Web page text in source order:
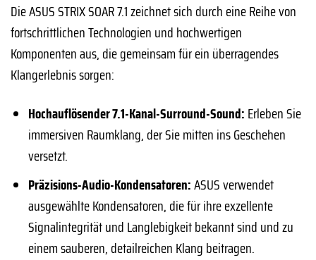
Die ASUS STRIX SOAR 7.1 zeichnet sich durch eine Reihe von
fortschrittlichen Technologien und hochwertigen
Komponenten aus, die gemeinsam für ein überragendes
Klangerlebnis sorgen:
Hochauflösender 7.1-Kanal-Surround-Sound: Erleben Sie
immersiven Raumklang, der Sie mitten ins Geschehen
versetzt.
Präzisions-Audio-Kondensatoren:ASUS verwendet
ausgewählte Kondensatoren, die für ihre exzellente
Signalintegrität und Langlebigkeit bekannt sind und zu
einem sauberen, detailreichen Klang beitragen.